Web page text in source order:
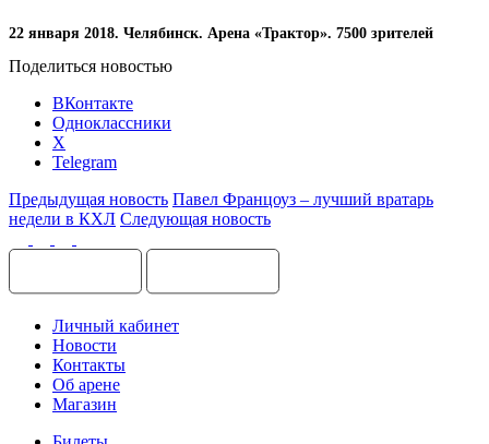
22 января 2018. Челябинск. Арена «Трактор». 7500 зрителей
Поделиться новостью
ВКонтакте
Одноклассники
X
Telegram
Предыдущая новость Павел Францоуз – лучший вратарь
недели в КХЛ Следующая новость
Личный кабинет
Новости
Контакты
Об арене
Магазин